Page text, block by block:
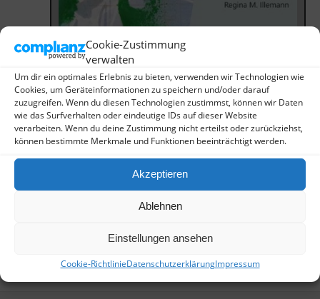
Cookie-Zustimmung
verwalten
Um dir ein optimales Erlebnis zu bieten, verwenden wir Technologien wie
Cookies, um Geräteinformationen zu speichern und/oder darauf
zuzugreifen. Wenn du diesen Technologien zustimmst, können wir Daten
wie das Surfverhalten oder eindeutige IDs auf dieser Website
verarbeiten. Wenn du deine Zustimmung nicht erteilst oder zurückziehst,
können bestimmte Merkmale und Funktionen beeinträchtigt werden.
Akzeptieren
Ablehnen
Einstellungen ansehen
Cookie-RichtlinieDatenschutzerklärungImpressum